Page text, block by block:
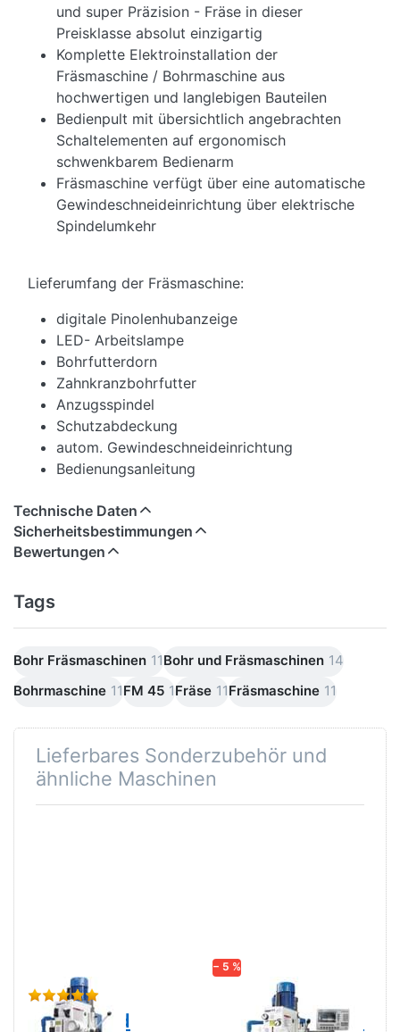
und super Präzision - Fräse in dieser
Preisklasse absolut einzigartig
Komplette Elektroinstallation der
Fräsmaschine / Bohrmaschine aus
hochwertigen und langlebigen Bauteilen
Bedienpult mit übersichtlich angebrachten
Schaltelementen auf ergonomisch
schwenkbarem Bedienarm
Fräsmaschine verfügt über eine automatische
Gewindeschneideinrichtung über elektrische
Spindelumkehr
Lieferumfang der Fräsmaschine:
digitale Pinolenhubanzeige
LED- Arbeitslampe
Bohrfutterdorn
Zahnkranzbohrfutter
Anzugsspindel
Schutzabdeckung
autom. Gewindeschneideinrichtung
Bedienungsanleitung
Technische Daten
Sicherheitsbestimmungen
Bewertungen
Tags
Bohr Fräsmaschinen 11Bohr und Fräsmaschinen 14
Bohrmaschine 11FM 45 1Fräse 11Fräsmaschine 11
Lieferbares Sonderzubehör und
ähnliche Maschinen
Bewertung: 5 von 5 Sternen. 1 Bewertung.
Highspeed
− 5 %
Zu diesem Produkt
Highspeed Profi